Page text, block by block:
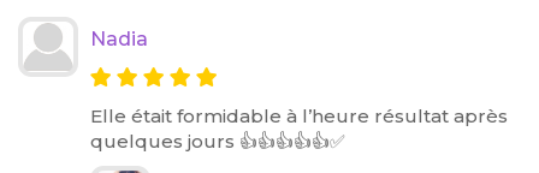
Nadia
Elle était formidable à l’heure résultat après
quelques jours 👍👍👍👍👍✅